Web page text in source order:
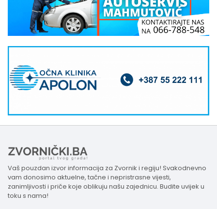
Vaš pouzdan izvor informacija za Zvornik i regiju! Svakodnevno
vam donosimo aktuelne, tačne i nepristrasne vijesti,
zanimljivosti i priče koje oblikuju našu zajednicu. Budite uvijek u
toku s nama!